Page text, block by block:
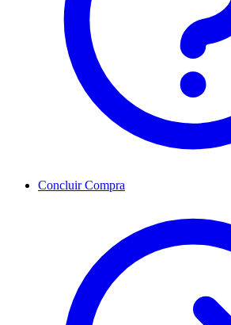
Concluir Compra